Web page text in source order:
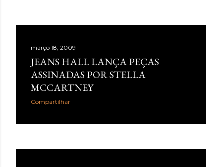
março 18, 2009
JEANS HALL LANÇA PEÇAS
ASSINADAS POR STELLA
MCCARTNEY
Compartilhar